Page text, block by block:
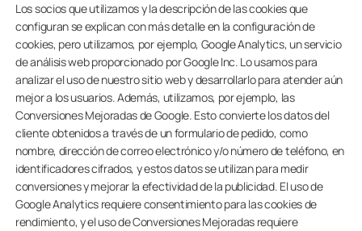
Los socios que utilizamos y la descripción de las cookies que
configuran se explican con más detalle en la configuración de
cookies, pero utilizamos, por ejemplo, Google Analytics, un servicio
de análisis web proporcionado por Google Inc. Lo usamos para
analizar el uso de nuestro sitio web y desarrollarlo para atender aún
mejor a los usuarios. Además, utilizamos, por ejemplo, las
Conversiones Mejoradas de Google. Esto convierte los datos del
cliente obtenidos a través de un formulario de pedido, como
nombre, dirección de correo electrónico y/o número de teléfono, en
identificadores cifrados, y estos datos se utilizan para medir
conversiones y mejorar la efectividad de la publicidad. El uso de
Google Analytics requiere consentimiento para las cookies de
rendimiento, y el uso de Conversiones Mejoradas requiere